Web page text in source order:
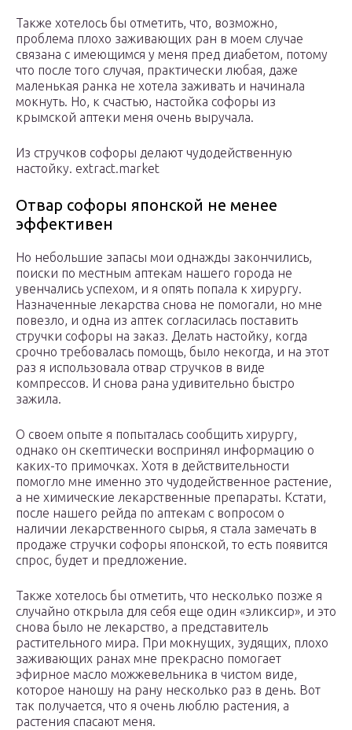
Также хотелось бы отметить, что, возможно,
проблема плохо заживающих ран в моем случае
связана с имеющимся у меня пред диабетом, потому
что после того случая, практически любая, даже
маленькая ранка не хотела заживать и начинала
мокнуть. Но, к счастью, настойка софоры из
крымской аптеки меня очень выручала.
Из стручков софоры делают чудодейственную
настойку. extract.market
Отвар софоры японской не менее
эффективен
Но небольшие запасы мои однажды закончились,
поиски по местным аптекам нашего города не
увенчались успехом, и я опять попала к хирургу.
Назначенные лекарства снова не помогали, но мне
повезло, и одна из аптек согласилась поставить
стручки софоры на заказ. Делать настойку, когда
срочно требовалась помощь, было некогда, и на этот
раз я использовала отвар стручков в виде
компрессов. И снова рана удивительно быстро
зажила.
О своем опыте я попыталась сообщить хирургу,
однако он скептически воспринял информацию о
каких-то примочках. Хотя в действительности
помогло мне именно это чудодейственное растение,
а не химические лекарственные препараты. Кстати,
после нашего рейда по аптекам с вопросом о
наличии лекарственного сырья, я стала замечать в
продаже стручки софоры японской, то есть появится
спрос, будет и предложение.
Также хотелось бы отметить, что несколько позже я
случайно открыла для себя еще один «эликсир», и это
снова было не лекарство, а представитель
растительного мира. При мокнущих, зудящих, плохо
заживающих ранах мне прекрасно помогает
эфирное масло можжевельника в чистом виде,
которое наношу на рану несколько раз в день. Вот
так получается, что я очень люблю растения, а
растения спасают меня.